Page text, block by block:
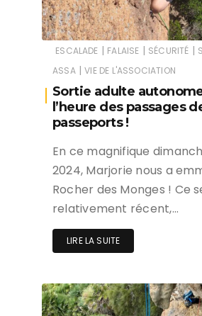
ESCALADE | FALAISE | SÉCURITÉ |
ASSA | VIE DE L'ASSOCIATION
Sortie adulte
l’heure des passages
passeports !
En ce magnifique
2024, Marjorie nous a
Rocher des Monges ! Ce
relativement récent,…
LIRE LA SUITE